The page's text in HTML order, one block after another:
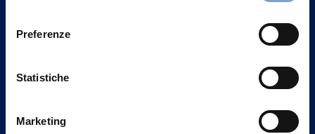
Preferenze
Statistiche
Marketing